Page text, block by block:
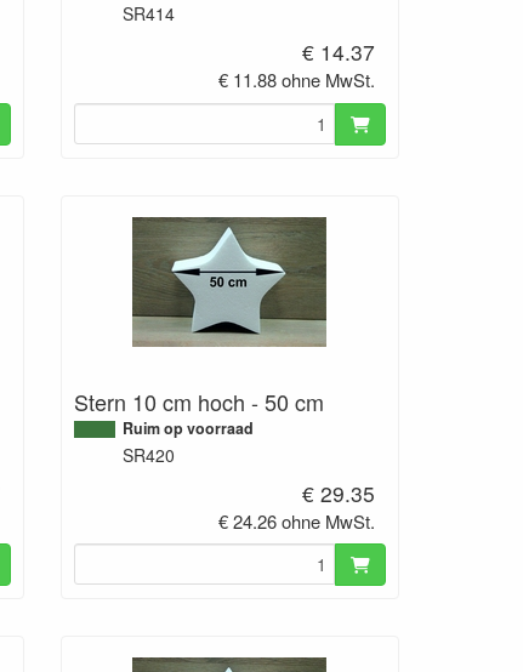
SR414
€ 14.37
€ 11.88 ohne MwSt.
Stern 10 cm hoch - 50 cm
Ruim op voorraad
SR420
€ 29.35
€ 24.26 ohne MwSt.